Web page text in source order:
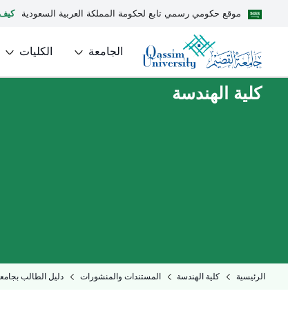
موقع حكومي رسمي تابع لحكومة المملكة العربية السعودية
الجامعة الكليات
كلية الهندسة
الرئيسية كلية الهندسة المستندات والمنشورات دليل الطالب